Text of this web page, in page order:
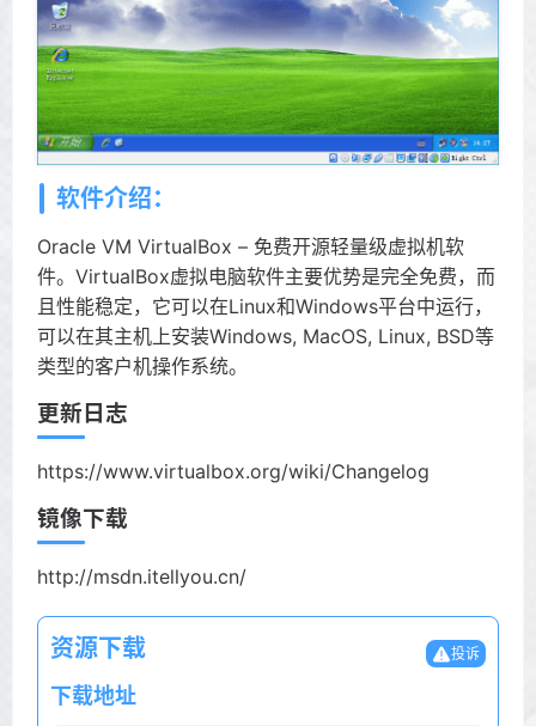
软件介绍：
Oracle VM VirtualBox – 免费开源轻量级虚拟机软
件。VirtualBox虚拟电脑软件主要优势是完全免费，而
且性能稳定，它可以在Linux和Windows平台中运行，
可以在其主机上安装Windows, MacOS, Linux, BSD等
类型的客户机操作系统。
更新日志
https://www.virtualbox.org/wiki/Changelog
镜像下载
http://msdn.itellyou.cn/
资源下载 投诉
下载地址